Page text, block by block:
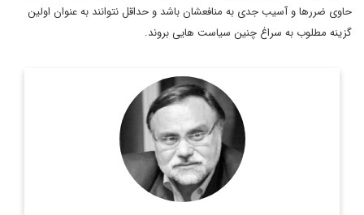
حاوی ضررها و آسیب جدی به منافعشان باشد و حداقل نتوانند به عنوان اولین
گزینه مطلوب به سراغ چنین سیاست هایی بروند.
دکتر محمد مهدی مظاهری، استاد دانشگاه، رئیس موسسه فرهنگی
اکو، عضو هیات امنای پژوهشگاه فرهنگ و هنر و ارتباطات، مشاور
رییس فقید مجمع تشخیص مصلحت نظام، مشاور وزیر امور ...
اطلاعات بیشتر